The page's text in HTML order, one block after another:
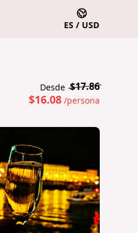
ES / USD
Desde $17.86
$16.08 /persona